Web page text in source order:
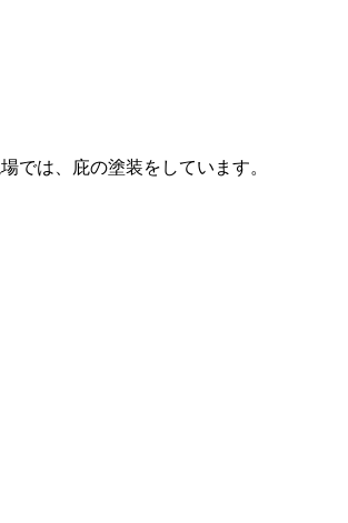
では、庇の塗装をしています。